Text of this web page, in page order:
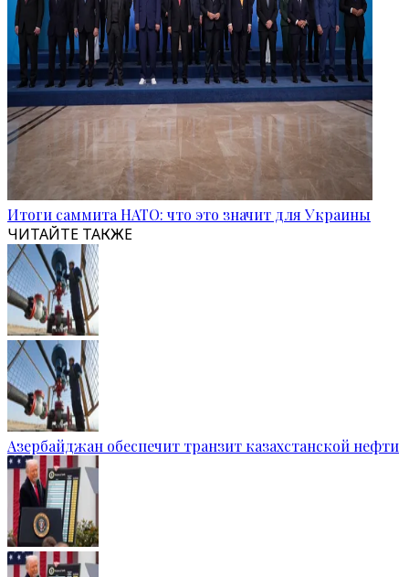
Итоги саммита НАТО: что это значит для Украины
ЧИТАЙТЕ ТАКЖЕ
Азербайджан обеспечит транзит казахстанской нефти